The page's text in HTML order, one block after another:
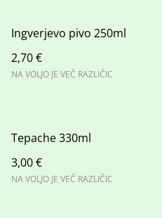
Ingverjevo pivo 250ml
2,70 €
NA VOLJO JE VEČ RAZLIČIC
Tepache 330ml
3,00 €
NA VOLJO JE VEČ RAZLIČIC